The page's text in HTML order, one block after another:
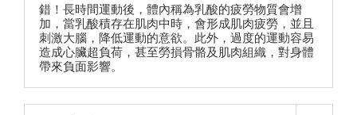
錯！長時間運動後，體內稱為乳酸的疲勞物質會增
加，當乳酸積存在肌肉中時，會形成肌肉疲勞，並且
刺激大腦，降低運動的意欲。此外，過度的運動容易
造成心臟超負荷，甚至勞損骨骼及肌肉組織，對身體
帶來負面影響。